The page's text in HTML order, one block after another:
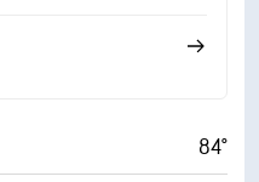
84°